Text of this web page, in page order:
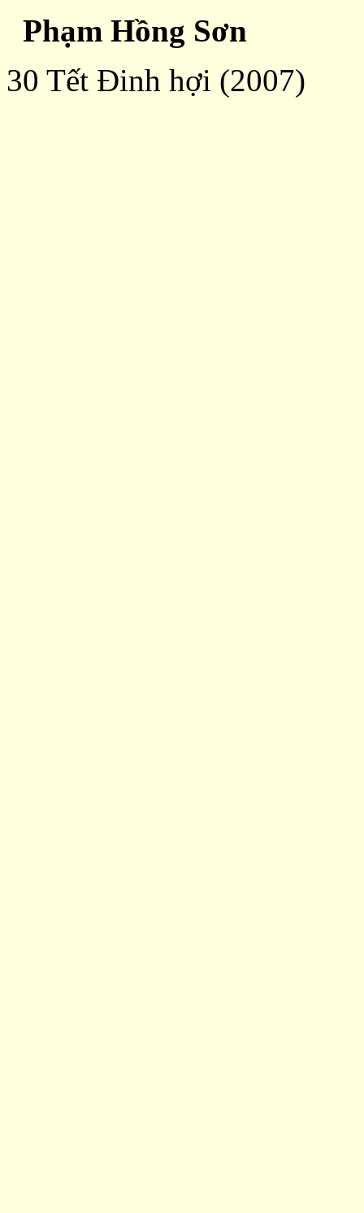
Phạm Hồng Sơn
30 Tết Đinh hợi (2007)